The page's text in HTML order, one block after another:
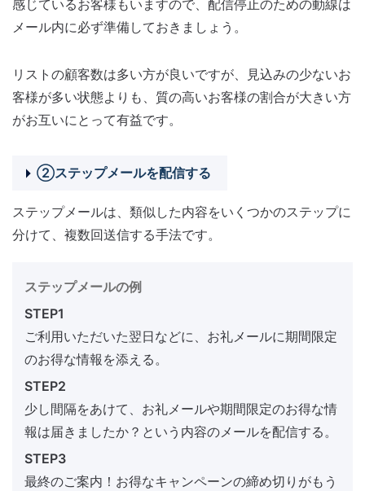
感じているお客様もいますので、配信停止のための動線は
メール内に必ず準備しておきましょう。
リストの顧客数は多い方が良いですが、見込みの少ないお
客様が多い状態よりも、質の高いお客様の割合が大きい方
がお互いにとって有益です。
②ステップメールを配信する
ステップメールは、類似した内容をいくつかのステップに
分けて、複数回送信する手法です。
ステップメールの例
STEP1
ご利用いただいた翌日などに、お礼メールに期間限定
のお得な情報を添える。
STEP2
少し間隔をあけて、お礼メールや期間限定のお得な情
報は届きましたか？という内容のメールを配信する。
STEP3
最終のご案内！お得なキャンペーンの締め切りがもう